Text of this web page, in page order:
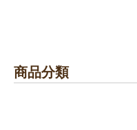
商品分類